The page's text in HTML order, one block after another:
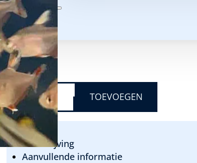
Temperatuur:
PH:5,9 – 6,5
Biotoop:Zuid Amerika
€4,25
HYPHESSOBRYCON
BENTOSI
ROSACEUS
-
ROZE
TETRA
WITVIN
AANTAL
TOEVOEGEN
Beschrijving
Aanvullende informatie